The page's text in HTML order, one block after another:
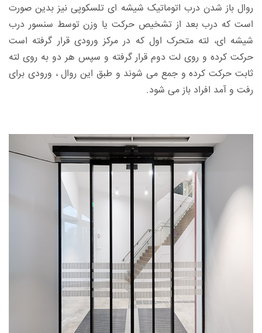
روال باز شدن درب اتوماتیک شیشه ای تلسکوپی نیز بدین صورت
است که درب بعد از تشخیص حرکت یا وزن توسط سنسور درب
شیشه ای، لته متحرک اول که در مرکز ورودی قرار گرفته است
حرکت کرده و روی لت دوم قرار گرفته و سپس هر دو به روی لته
ثابت حرکت کرده و جمع می شوند و طبق این روال ، ورودی برای
رفت و آمد افراد باز می شود.